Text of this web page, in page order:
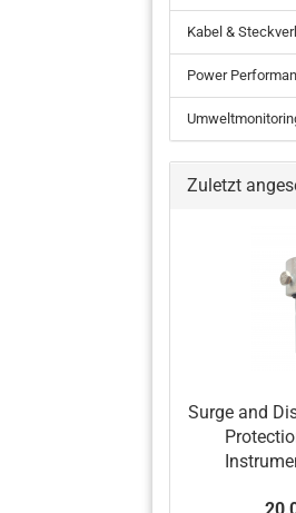
Kabel &
Power
Zuletzt
Surge and